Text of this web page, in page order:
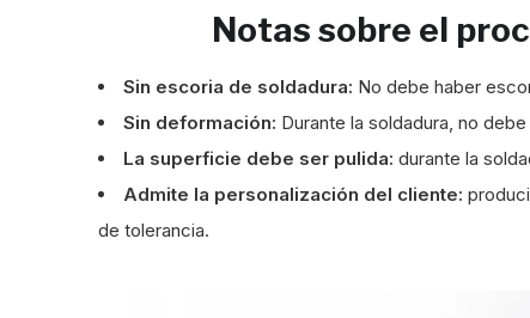
Notas sobre el
Sin escoria de soldadura: No debe haber
Sin deformación: Durante la soldadura, no
La superficie debe ser pulida: durante la
Admite la personalización del cliente:
de tolerancia.